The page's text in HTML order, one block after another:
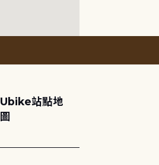
Ubike站點地
圖